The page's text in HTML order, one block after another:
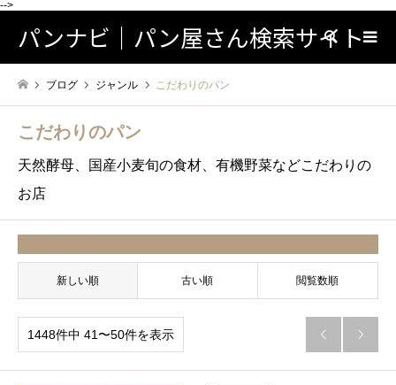
-->
パンナビ｜パン屋さん検索サイト検索
ブログ ジャンル こだわりのパン
こだわりのパン
天然酵母、国産小麦旬の食材、有機野菜などこだわりの
お店
新しい順 古い順 閲覧数順
1448件中 41〜50件を表示  